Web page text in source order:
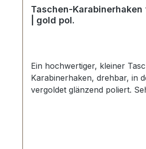
Taschen-Karabinerhaken
| gold pol.
Ein hochwertiger, kleiner
Karabinerhaken, drehbar, in
vergoldet glänzend poliert.